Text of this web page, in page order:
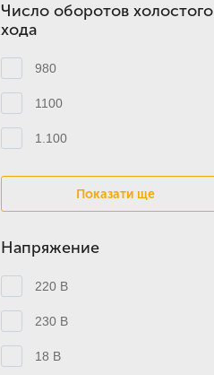
Число оборотов холостого
хода
980
1100
1.100
Показати ще
Напряжение
220 В
230 В
18 В